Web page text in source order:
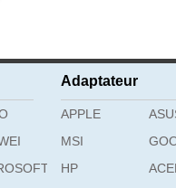
Adaptateur
APPLE
MSI
HP